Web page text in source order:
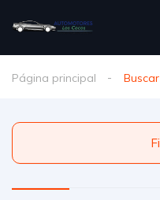
Página principal Buscar